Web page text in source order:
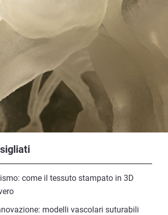
come il tessuto stampato in 3D
modelli vascolari suturabili